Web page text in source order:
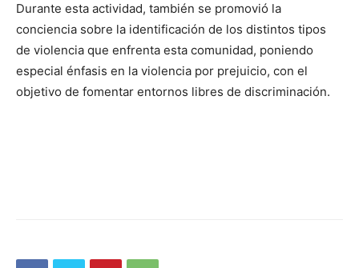
Durante esta actividad, también se promovió la
conciencia sobre la identificación de los distintos tipos
de violencia que enfrenta esta comunidad, poniendo
especial énfasis en la violencia por prejuicio, con el
objetivo de fomentar entornos libres de discriminación.